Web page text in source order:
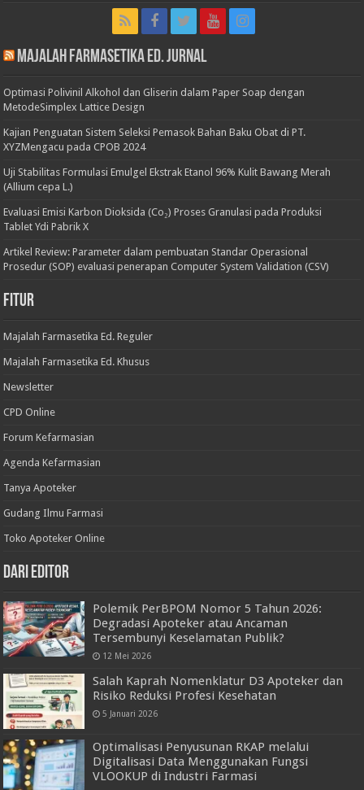
Majalah Farmasetika Ed. Jurnal
Optimasi Polivinil Alkohol dan Gliserin dalam Paper Soap dengan
MetodeSimplex Lattice Design
Kajian Penguatan Sistem Seleksi Pemasok Bahan Baku Obat di PT.
XYZMengacu pada CPOB 2024
Uji Stabilitas Formulasi Emulgel Ekstrak Etanol 96% Kulit Bawang Merah
(Allium cepa L.)
Evaluasi Emisi Karbon Dioksida (Co₂) Proses Granulasi pada Produksi
Tablet Ydi Pabrik X
Artikel Review: Parameter dalam pembuatan Standar Operasional
Prosedur (SOP) evaluasi penerapan Computer System Validation (CSV)
Fitur
Majalah Farmasetika Ed. Reguler
Majalah Farmasetika Ed. Khusus
Newsletter
CPD Online
Forum Kefarmasian
Agenda Kefarmasian
Tanya Apoteker
Gudang Ilmu Farmasi
Toko Apoteker Online
Dari Editor
Polemik PerBPOM Nomor 5 Tahun 2026:
Degradasi Apoteker atau Ancaman
Tersembunyi Keselamatan Publik?
12 Mei 2026
Salah Kaprah Nomenklatur D3 Apoteker dan
Risiko Reduksi Profesi Kesehatan
5 Januari 2026
Optimalisasi Penyusunan RKAP melalui
Digitalisasi Data Menggunakan Fungsi
VLOOKUP di Industri Farmasi